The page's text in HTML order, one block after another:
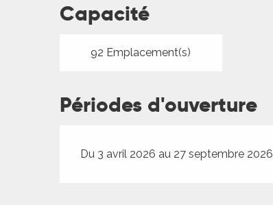
Capacité
92 Emplacement(s)
Périodes d'ouverture
Du 3 avril 2026 au 27 septembre 2026